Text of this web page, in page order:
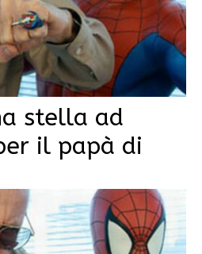
stella ad
il papà di